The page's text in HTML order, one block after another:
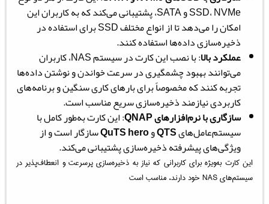
SSD، NVMe و SATA، پشتیبانی می‌کند که به کاربران این
امکان را می‌دهد تا از انواع مختلف SSD برای استفاده در
ذخیره‌سازی داده‌ها استفاده کنند.
عملکرد بالا : با نصب این کارت در سیستم NAS، کاربران
می‌توانند بهبود چشمگیری در سرعت خواندن و نوشتن داده‌ها
تجربه کنند که مخصوصاً برای بارهای کاری سنگین و برنامه‌های
کاربردی نیازمند ذخیره‌سازی سریع مناسب است.
سازگاری با نرم‌افزارهای QNAP : این کارت به‌طور کامل با
سیستم‌عامل‌هایQTSوQuTS heroسازگار است و از
ویژگی‌های پیشرفته ذخیره‌سازی پشتیبانی می‌کند.
این کارت به‌ویژه برای کاربرانی که نیاز به ذخیره‌سازی پرسرعت و انعطاف‌پذیر در
سیستم‌های NAS خود دارند، مناسب است